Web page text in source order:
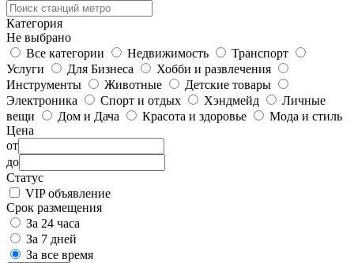
Категория
Не выбрано
Все категории
Недвижимость
Транспорт
Услуги
Для Бизнеса
Хобби и развлечения
Инструменты
Животные
Детские товары
Электроника
Спорт и отдых Хэндмейд
Личные
вещи
Дом и Дача Красота и здоровье
Мода и стиль
Цена
от
до
Статус
VIP объявление
Срок размещения
За 24 часа
За 7 дней
За все время